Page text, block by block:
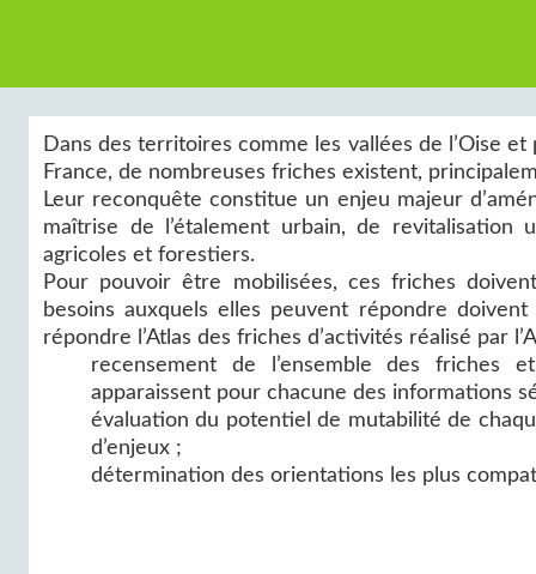
Dans des territoires comme les vallées de l’Oise
France, de nombreuses friches existent,
Leur reconquête constitue un enjeu majeur
maîtrise de l’étalement urbain, de revitalisation
agricoles et forestiers.
Pour pouvoir être mobilisées, ces friches
besoins auxquels elles peuvent répondre
répondre l’Atlas des friches d’activités réalisé par
recensement de l’ensemble des friches
apparaissent pour chacune des informations
évaluation du potentiel de mutabilité de
d’enjeux ;
détermination des orientations les plus